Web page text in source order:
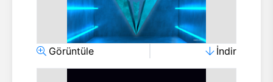
Görüntüle İndir